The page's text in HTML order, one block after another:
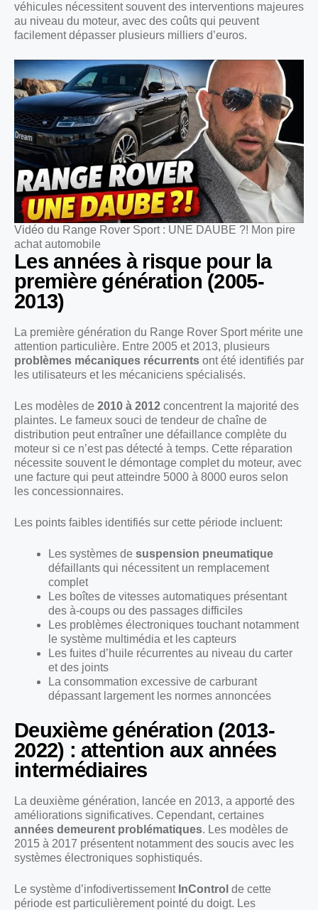
véhicules nécessitent souvent des interventions majeures
au niveau du moteur, avec des coûts qui peuvent
facilement dépasser plusieurs milliers d’euros.
Vidéo du Range Rover Sport : UNE DAUBE ?! Mon pire
achat automobile
Les années à risque pour la
première génération (2005-
2013)
La première génération du Range Rover Sport mérite une
attention particulière. Entre 2005 et 2013, plusieurs
problèmes mécaniques récurrents ont été identifiés par
les utilisateurs et les mécaniciens spécialisés.
Les modèles de 2010 à 2012 concentrent la majorité des
plaintes. Le fameux souci de tendeur de chaîne de
distribution peut entraîner une défaillance complète du
moteur si ce n’est pas détecté à temps. Cette réparation
nécessite souvent le démontage complet du moteur, avec
une facture qui peut atteindre 5000 à 8000 euros selon
les concessionnaires.
Les points faibles identifiés sur cette période incluent:
Les systèmes de suspension pneumatique
défaillants qui nécessitent un remplacement
complet
Les boîtes de vitesses automatiques présentant
des à-coups ou des passages difficiles
Les problèmes électroniques touchant notamment
le système multimédia et les capteurs
Les fuites d’huile récurrentes au niveau du carter
et des joints
La consommation excessive de carburant
dépassant largement les normes annoncées
Deuxième génération (2013-
2022) : attention aux années
intermédiaires
La deuxième génération, lancée en 2013, a apporté des
améliorations significatives. Cependant, certaines
années demeurent problématiques. Les modèles de
2015 à 2017 présentent notamment des soucis avec les
systèmes électroniques sophistiqués.
Le système d’infodivertissement InControl de cette
période est particulièrement pointé du doigt. Les